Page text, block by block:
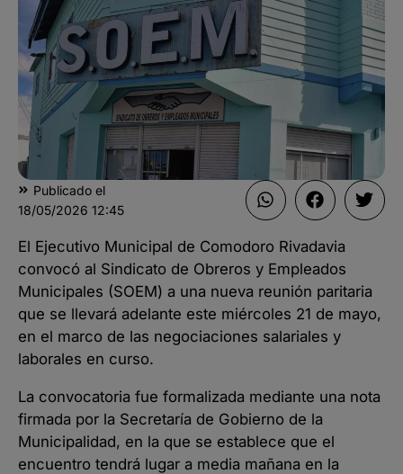
Publicado el
18/05/2026 12:45
El Ejecutivo Municipal de Comodoro Rivadavia
convocó al Sindicato de Obreros y Empleados
Municipales (SOEM) a una nueva reunión paritaria
que se llevará adelante este miércoles 21 de mayo,
en el marco de las negociaciones salariales y
laborales en curso.
La convocatoria fue formalizada mediante una nota
firmada por la Secretaría de Gobierno de la
Municipalidad, en la que se establece que el
encuentro tendrá lugar a media mañana en la